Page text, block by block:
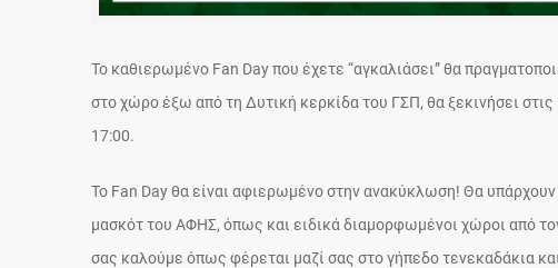
Το καθιερωμένο Fan Day που έχετε “αγκαλιάσει” θα
στο χώρο έξω από τη Δυτική κερκίδα του ΓΣΠ, θα ξεκινήσει
17:00.
Το Fan Day θα είναι αφιερωμένο στην ανακύκλωση! Θα
μασκότ του ΑΦΗΣ, όπως και ειδικά διαμορφωμένοι χώροι από
σας καλούμε όπως φέρεται μαζί σας στο γήπεδο τενεκαδάκια